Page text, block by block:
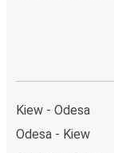
Kiew - Odesa
Odesa - Kiew